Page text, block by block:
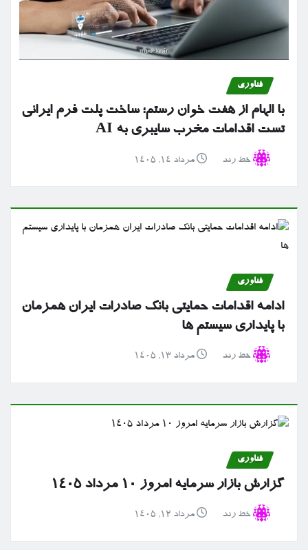
فناوری
با الهام از هفت خوان رستم؛ ساخت پلت فرم ایرانی
تست اقدامات مخرب سایبری به AI
خط رند مرداد ۱۴, ۱۴۰۵
فناوری
ادامه اقدامات حمایتی بانک صادرات ایران همزمان
با پایداری سیستم ها
خط رند مرداد ۱۳, ۱۴۰۵
فناوری
گزارش بازار سرمایه امروز ۱۰ مرداد ۱۴۰۵
خط رند مرداد ۱۲, ۱۴۰۵